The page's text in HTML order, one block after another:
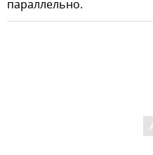
параллельно.